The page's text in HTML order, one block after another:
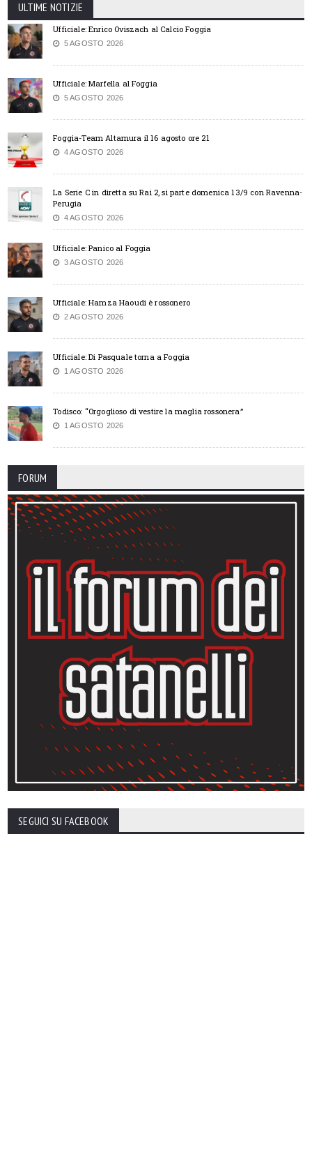
ULTIME NOTIZIE
Ufficiale: Enrico Oviszach al Calcio Foggia
5 AGOSTO 2026
Ufficiale: Marfella al Foggia
5 AGOSTO 2026
Foggia-Team Altamura il 16 agosto ore 21
4 AGOSTO 2026
La Serie C in diretta su Rai 2, si parte domenica 13/9 con Ravenna-
Perugia
4 AGOSTO 2026
Ufficiale: Panico al Foggia
3 AGOSTO 2026
Ufficiale: Hamza Haoudi è rossonero
2 AGOSTO 2026
Ufficiale: Di Pasquale torna a Foggia
1 AGOSTO 2026
Todisco: “Orgoglioso di vestire la maglia rossonera”
1 AGOSTO 2026
FORUM
SEGUICI SU FACEBOOK